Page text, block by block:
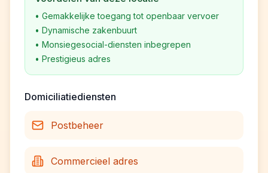
• Gemakkelijke toegang tot openbaar vervoer
• Dynamische zakenbuurt
• Monsiegesocial-diensten inbegrepen
• Prestigieus adres
Domiciliatiediensten
Postbeheer
Commercieel adres